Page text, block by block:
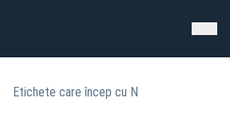
Etichete care încep cu N